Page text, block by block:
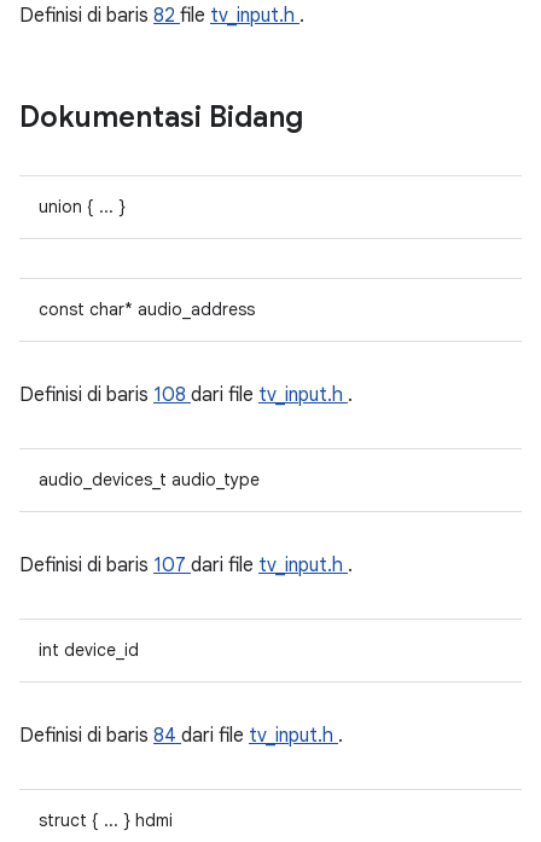
Definisi di baris 82 file tv_input.h .
Dokumentasi Bidang
union { ... }
const char* audio_address
Definisi di baris 108 dari file tv_input.h .
audio_devices_t audio_type
Definisi di baris 107 dari file tv_input.h .
int device_id
Definisi di baris 84 dari file tv_input.h .
struct { ... } hdmi